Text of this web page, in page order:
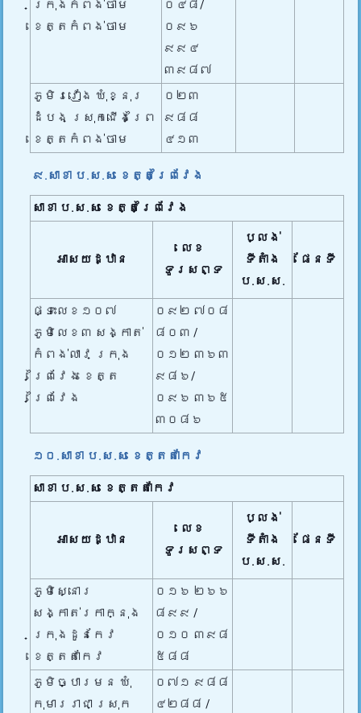
ក្រុងកំពង់ចាម
ខេត្តកំពង់ចាម
០៤៨/
០៩៦
៩៩៤
៣៩៨៧
ភូមិរវៀង ឃុំខ្នុរ
ដំបង ស្រុកជើងព្រៃ
ខេត្តកំពង់ចាម
០២៣
៩៨៨
៤១៣
៩.សាខា ប.ស.ស ខេត្តព្រៃវែង
សាខា ប.ស.ស ខេត្តព្រៃវែង
អាសយដ្ឋាន
លេខ
ទូរសព្ទ
ប្លង់
ទីតាំង
ប.ស.ស.
ផែនទី
ផ្ទះលេខ១០៧
ភូមិលេខ៣ សង្កាត់
កំពង់លាវ ក្រុង
ព្រៃវែង ខេត្ត
ព្រៃវែង
០៩២ ៧០៨
៨០៣ /
០១២ ៣៦៣
៩៨៦/
០៩៦ ៣៦៥
៣០៨៦
១០.សាខា ប.ស.ស ខេត្តតាកែវ
សាខា ប.ស.ស ខេត្តតាកែវ
អាសយដ្ឋាន
លេខ
ទូរសព្ទ
ប្លង់
ទីតាំង
ប.ស.ស.
ផែនទី
ភូមិស្នោរ
សង្កាត់រកាក្នុង
ក្រុងដូនកែវ
ខេត្តតាកែវ
០១៦ ២៦៦
៨៩៩​ /
០១០ ៣៩៨
៥៨៨
ភូមិច្បារមន ឃុំ
កុមាររាជា ស្រុក
០៧១ ៩៨៨
៤២៨៨ /